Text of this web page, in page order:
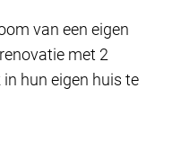
van een eigen
met 2
hun eigen huis te